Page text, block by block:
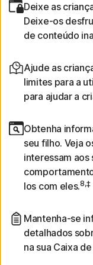
Deixe as
Deixe-os
de conteúdo
Ajude as
limites para a
para ajudar a
Obtenha
seu filho. Veja
interessam aos
los com eles.8,‡
Mantenha-se
detalhados
na sua Caixa